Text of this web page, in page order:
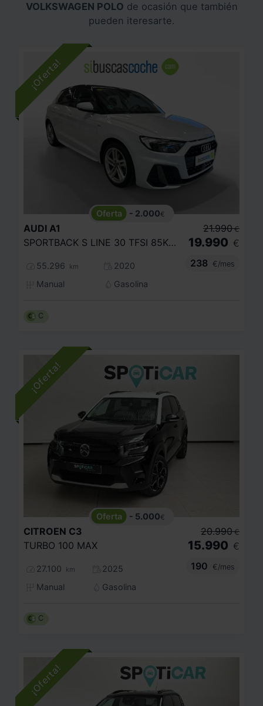
VOLKSWAGEN POLO de ocasión que también
pueden iteresarte.
- 2.000€
AUDI A1
SPORTBACK S LINE 30 TFSI 85KW (116CV)
55.296 km
2020
Manual
Gasolina
21.990 €
19.990 €
238
€/mes
C
- 5.000€
CITROEN C3
TURBO 100 MAX
27.100 km
2025
Manual
Gasolina
20.990 €
15.990 €
190
€/mes
C